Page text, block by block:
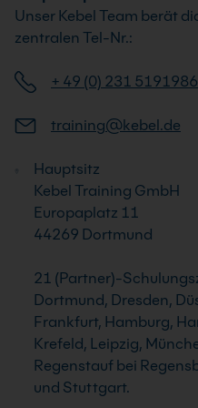
Unser Kebel Team berät
zentralen Tel-Nr.:
+ 49 (0) 231 5191986
training@kebel.de
Hauptsitz
Kebel Training GmbH
Europaplatz 11
44269 Dortmund
21 (Partner)-
Dortmund, Dresden,
Frankfurt, Hamburg,
Krefeld, Leipzig,
Regenstauf bei
und Stuttgart.